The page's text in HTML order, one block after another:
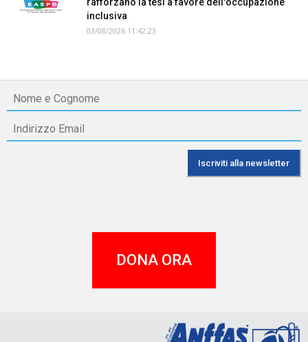
inclusiva
03/08/2026 11:42:23
DONA ORA